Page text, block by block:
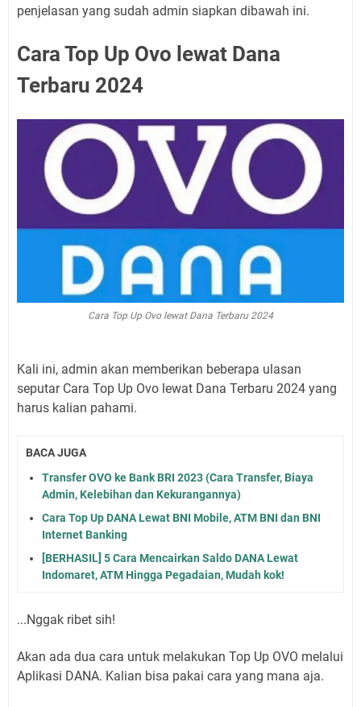
penjelasan yang sudah admin siapkan dibawah ini.
Cara Top Up Ovo lewat Dana
Terbaru 2024
Cara Top Up Ovo lewat Dana Terbaru 2024
Kali ini, admin akan memberikan beberapa ulasan
seputar Cara Top Up Ovo lewat Dana Terbaru 2024 yang
harus kalian pahami.
BACA JUGA
Transfer OVO ke Bank BRI 2023 (Cara Transfer, Biaya
Admin, Kelebihan dan Kekurangannya)
Cara Top Up DANA Lewat BNI Mobile, ATM BNI dan BNI
Internet Banking
[BERHASIL] 5 Cara Mencairkan Saldo DANA Lewat
Indomaret, ATM Hingga Pegadaian, Mudah kok!
...Nggak ribet sih!
Akan ada dua cara untuk melakukan Top Up OVO melalui
Aplikasi DANA. Kalian bisa pakai cara yang mana aja.